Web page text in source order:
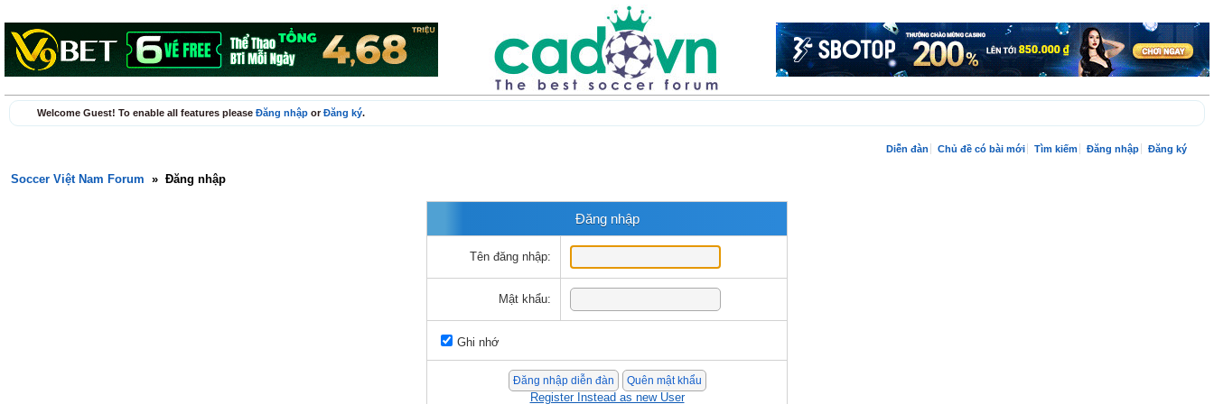
Welcome Guest! To enable all features please Đăng nhập orĐăng ký.
Diễn đàn Chủ đề có bài mới Tìm kiếm Đăng nhập Đăng ký
Soccer Việt Nam Forum » Đăng nhập
Đăng nhập
Tên đăng nhập:
Mật khẩu:
Ghi nhớ
Register Instead as new User